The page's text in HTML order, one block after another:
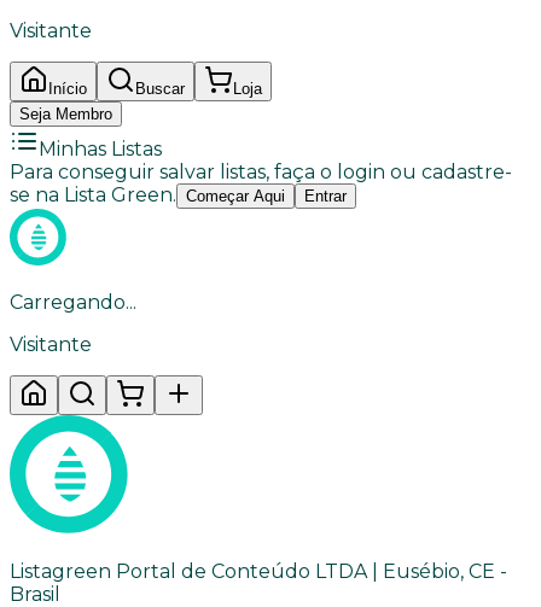
Visitante
Início Buscar
Loja
Seja Membro
Minhas Listas
Para conseguir salvar listas, faça o login ou cadastre-
se na Lista Green. Começar Aqui Entrar
Carregando...
Visitante
Listagreen Portal de Conteúdo LTDA | Eusébio, CE -
Brasil